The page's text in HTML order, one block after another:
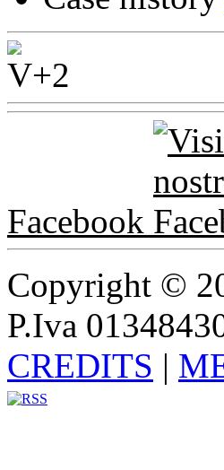
Facebook
Copyright ©
P.Iva
CREDITS |